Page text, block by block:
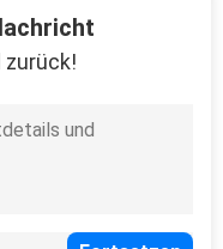
zurück!